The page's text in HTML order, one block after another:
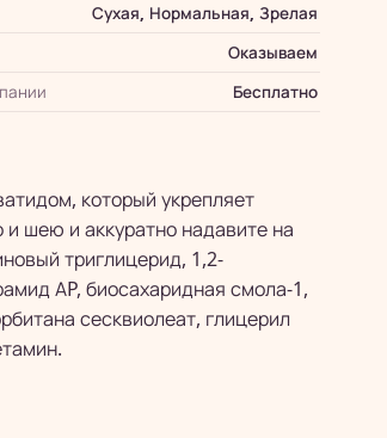
Сухая, Нормальная, Зрелая
Оказываем
Бесплатно
который укрепляет
шею и аккуратно надавите на
триглицерид, 1,2-
АP, биосахаридная смола-1,
сесквиолеат, глицерил